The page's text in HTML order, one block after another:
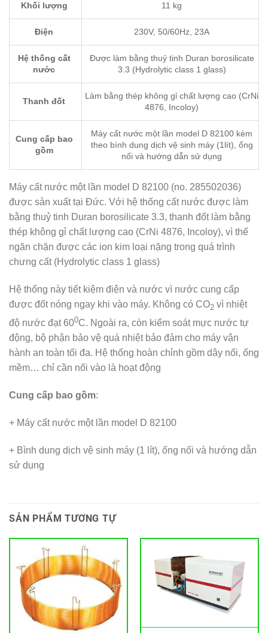
Khối lượng 11 kg
Điện 230V, 50/60Hz, 23A
Hệ thống cất
nước
Được làm bằng thuỷ tinh Duran borosilicate
3.3 (Hydrolytic class 1 glass)
Thanh đốt
Làm bằng thép không gỉ chất lượng cao (CrNi
4876, Incoloy)
Cung cấp bao
gồm
Máy cất nước một lần model D 82100 kèm
theo bình dung dịch vệ sinh máy (1lít), ống
nối và hướng dẫn sử dụng
Máy cất nước một lần model D 82100 (no. 285502036)
được sản xuất tại Đức. Với hệ thống cất nước được làm
bằng thuỷ tinh Duran borosilicate 3.3, thanh đốt làm bằng
thép không gỉ chất lượng cao (CrNi 4876, Incoloy), vì thế
ngăn chặn được các ion kim loại nặng trong quá trình
chưng cất (Hydrolytic class 1 glass)
Hệ thống này tiết kiệm điện và nước vì nước cung cấp
được đốt nóng ngay khi vào máy. Không có CO2 vì nhiệt
độ nước đạt 600C. Ngoài ra, còn kiểm soát mực nước tự
động, bộ phận bảo vệ quá nhiệt bảo đảm cho máy vận
hành an toàn tối đa. Hệ thống hoàn chỉnh gồm dây nối, ống
mềm… chỉ cần nối vào là hoạt động
Cung cấp bao gồm:
+ Máy cất nước một lần model D 82100
+ Bình dung dịch vệ sinh máy (1 lít), ống nối và hướng dẫn
sử dụng
SẢN PHẨM TƯƠNG TỰ